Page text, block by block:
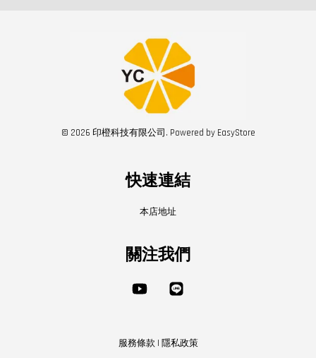
© 2026 印橙科技有限公司. Powered by EasyStore
快速連結
本店地址
關注我們
YouTube
服務條款 | 隱私政策